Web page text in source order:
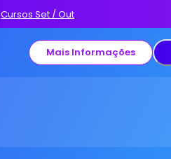
Cursos Set / Out
Mais Informações